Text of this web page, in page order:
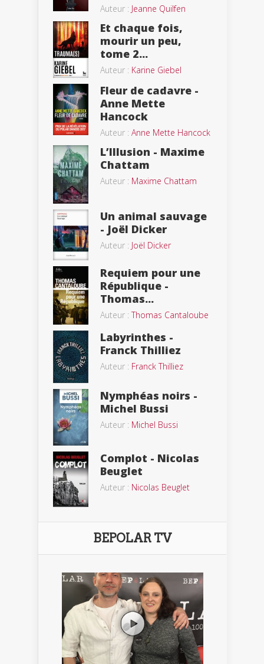
Auteur : Jeanne Quilfen
Et chaque fois,
mourir un peu,
tome 2...
Auteur : Karine Giebel
Fleur de cadavre -
Anne Mette
Hancock
Auteur : Anne Mette Hancock
L’Illusion - Maxime
Chattam
Auteur : Maxime Chattam
Un animal sauvage
- Joël Dicker
Auteur : Joël Dicker
Requiem pour une
République -
Thomas...
Auteur :Thomas Cantaloube
Labyrinthes -
Franck Thilliez
Auteur : Franck Thilliez
Nymphéas noirs -
Michel Bussi
Auteur : Michel Bussi
Complot - Nicolas
Beuglet
Auteur : Nicolas Beuglet
BEPOLAR TV